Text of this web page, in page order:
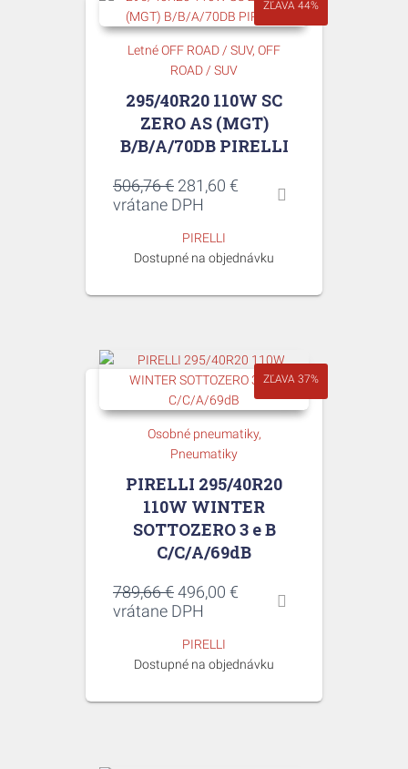
ZĽAVA 44%
Letné OFF ROAD / SUV OFF
ROAD / SUV
295/40R20 110W SC
ZERO AS (MGT)
B/B/A/70DB PIRELLI
506,76€ Pôvodná
cena
506,76 €.
281,60 € Aktuálna
vrátane DPH
PIRELLI
Dostupné na objednávku
ZĽAVA 37%
Osobné pneumatiky
Pneumatiky
PIRELLI 295/40R20
110W WINTER
SOTTOZERO 3 e B
C/C/A/69dB
789,66€Pôvodná
cena
789,66 €.
496,00 € Aktuálna
vrátane DPH
PIRELLI
Dostupné na objednávku